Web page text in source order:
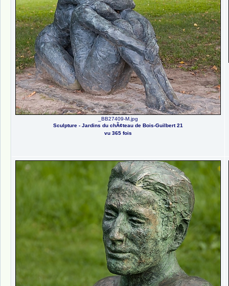
_BB27409-M.jpg
Sculpture - Jardins du chÃ¢teau de Bois-Guilbert 21
vu 365 fois